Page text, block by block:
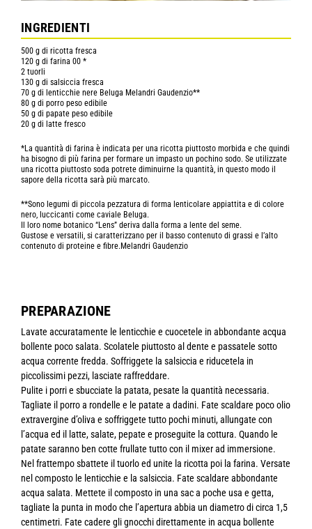
INGREDIENTI
500 g di ricotta fresca
120 g di farina 00 *
2 tuorli
130 g di salsiccia fresca
70 g di lenticchie nere Beluga Melandri Gaudenzio**
80 g di porro peso edibile
50 g di papate peso edibile
20 g di latte fresco
*La quantità di farina è indicata per una ricotta piuttosto morbida e che quindi
ha bisogno di più farina per formare un impasto un pochino sodo. Se utilizzate
una ricotta piuttosto soda potrete diminuirne la quantità, in questo modo il
sapore della ricotta sarà più marcato.
**Sono legumi di piccola pezzatura di forma lenticolare appiattita e di colore
nero, luccicanti come caviale Beluga.
Il loro nome botanico “Lens” deriva dalla forma a lente del seme.
Gustose e versatili, si caratterizzano per il basso contenuto di grassi e l’alto
contenuto di proteine e fibre.Melandri Gaudenzio
PREPARAZIONE
Lavate accuratamente le lenticchie e cuocetele in abbondante acqua
bollente poco salata. Scolatele piuttosto al dente e passatele sotto
acqua corrente fredda. Soffriggete la salsiccia e riducetela in
piccolissimi pezzi, lasciate raffreddare.
Pulite i porri e sbucciate la patata, pesate la quantità necessaria.
Tagliate il porro a rondelle e le patate a dadini. Fate scaldare poco olio
extravergine d’oliva e soffriggete tutto pochi minuti, allungate con
l’acqua ed il latte, salate, pepate e proseguite la cottura. Quando le
patate saranno ben cotte frullate tutto con il mixer ad immersione.
Nel frattempo sbattete il tuorlo ed unite la ricotta poi la farina. Versate
nel composto le lenticchie e la salsiccia. Fate scaldare abbondante
acqua salata. Mettete il composto in una sac a poche usa e getta,
tagliate la punta in modo che l’apertura abbia un diametro di circa 1,5
centimetri. Fate cadere gli gnocchi direttamente in acqua bollente